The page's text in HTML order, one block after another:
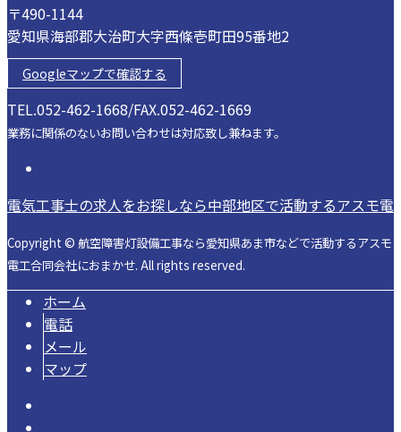
〒490-1144
愛知県海部郡大治町大字西條壱町田95番地2
Googleマップで確認する
TEL.052-462-1668/FAX.052-462-1669
業務に関係のないお問い合わせは対応致し兼ねます。
電気工事士の求人をお探しなら中部地区で活動するアスモ
Copyright © 航空障害灯設備工事なら愛知県あま市などで活動するアスモ
電工合同会社におまかせ. All rights reserved.
ホーム
電話
メール
マップ